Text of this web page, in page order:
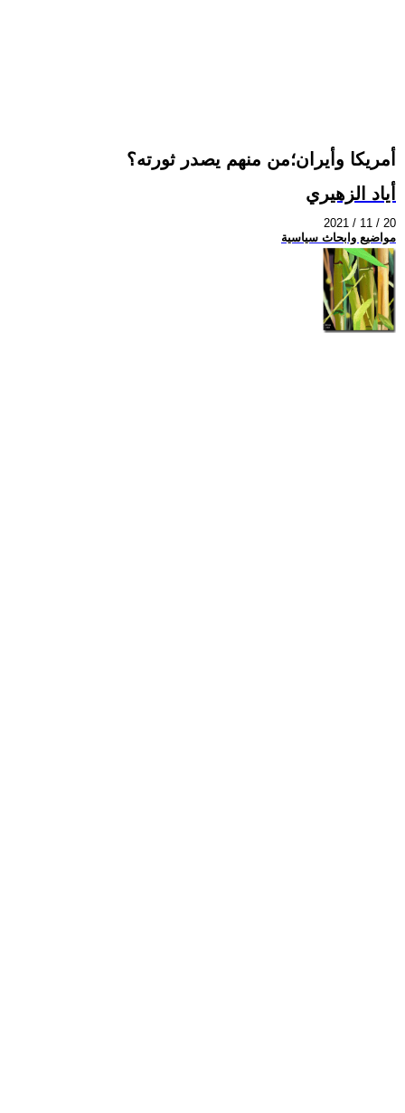
أمريكا وأيران؛من منهم يصدر ثورته؟
أياد الزهيري
2021 / 11 / 20
مواضيع وابحاث سياسية